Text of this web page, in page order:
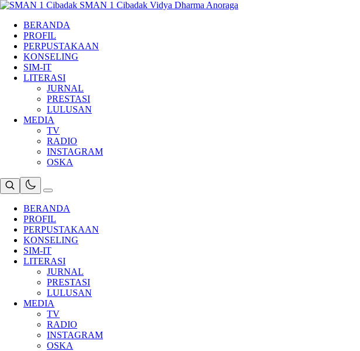
Skip
content
SMAN 1 Cibadak Vidya Dharma Anoraga
BERANDA
PROFIL
PERPUSTAKAAN
KONSELING
SIM-IT
LITERASI
JURNAL
PRESTASI
LULUSAN
MEDIA
TV
RADIO
INSTAGRAM
OSKA
BERANDA
PROFIL
PERPUSTAKAAN
KONSELING
SIM-IT
LITERASI
JURNAL
PRESTASI
LULUSAN
MEDIA
TV
RADIO
INSTAGRAM
OSKA